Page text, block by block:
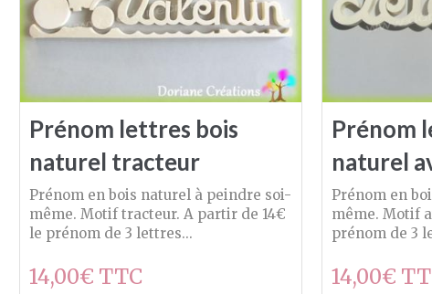
Prénom lettres bois
naturel tracteur
Prénom en bois naturel à peindre soi-
même. Motif tracteur. A partir de 14€
le prénom de 3 lettres...
14,00€ TTC
Prénom
naturel
Prénom en
même. Motif
prénom de 3
14,00€